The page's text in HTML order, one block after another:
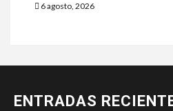
6 agosto, 2026
ENTRADAS